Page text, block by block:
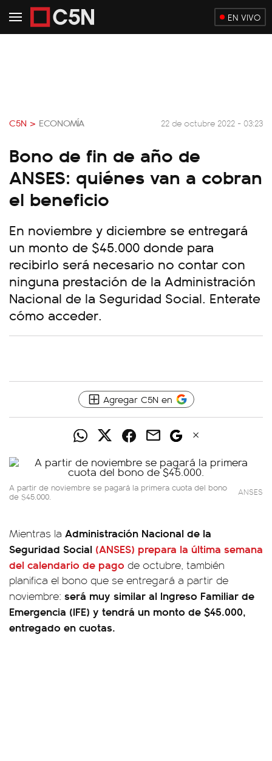
EN VIVO
C5N > ECONOMÍA 22 de octubre 2022 - 03:23
Bono de fin de año de
ANSES: quiénes van a cobran
el beneficio
En noviembre y diciembre se entregará
un monto de $45.000 donde para
recibirlo será necesario no contar con
ninguna prestación de la Administración
Nacional de la Seguridad Social. Enterate
cómo acceder.
Agregar C5N en
A partir de noviembre se pagará la primera cuota del bono
de $45.000. ANSES
Mientras la Administración Nacional de la
Seguridad Social (ANSES) prepara la última semana
del calendario de pago de octubre, también
planifica el bono que se entregará a partir de
noviembre: será muy similar al Ingreso Familiar de
Emergencia (IFE) y tendrá un monto de $45.000,
entregado en cuotas.